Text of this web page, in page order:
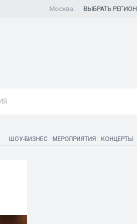
Москва ВЫБРАТЬ РЕГИОН
ШОУ-БИЗНЕС МЕРОПРИЯТИЯ КОНЦЕРТЫ